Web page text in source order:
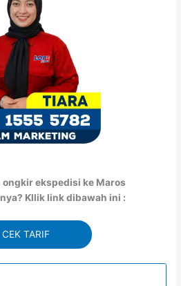
ekspedisi ke Maros
Kllik link dibawah ini :
CEK TARIF